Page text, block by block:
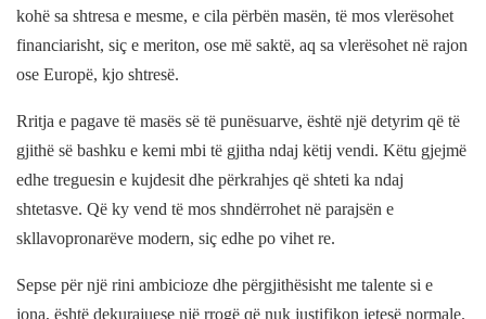
kohë sa shtresa e mesme, e cila përbën masën, të mos vlerësohet
financiarisht, siç e meriton, ose më saktë, aq sa vlerësohet në rajon
ose Europë, kjo shtresë.
Rritja e pagave të masës së të punësuarve, është një detyrim që të
gjithë së bashku e kemi mbi të gjitha ndaj këtij vendi. Këtu gjejmë
edhe treguesin e kujdesit dhe përkrahjes që shteti ka ndaj
shtetasve. Që ky vend të mos shndërrohet në parajsën e
skllavopronarëve modern, siç edhe po vihet re.
Sepse për një rini ambicioze dhe përgjithësisht me talente si e
jona, është dekurajuese një rrogë që nuk justifikon jetesë normale.